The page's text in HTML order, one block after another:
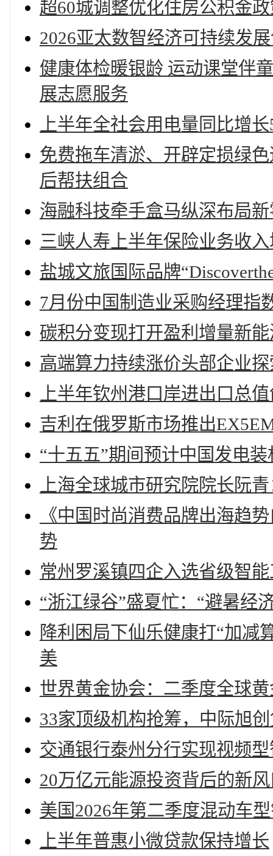
超60城调整优化住房公积金
2026亚太数智经济可持续发
健康体检暖银龄 运动课堂伴
展志愿服务
上半年全社会用电量同比增
免费拖车清淤、开辟定损绿
后帮扶组合
海融科技牵手盒马纵深布局
三峡人寿上半年保险业务收
盐城文旅国际品牌
7月份中国制造业采购经理指
碳积分变现打开盈利增量新
高端算力持续涨价头部企业探
上半年钦州港口岸进出口总
吉利在俄罗斯市场推出
“十五五”期间预计中国发电
上海全球城市研究院院长阮
《中国时尚消费品牌出海趋
势
常州罗溪镇四企入选省级智
“浙江绿谷”盛夏忙：“避暑经
降利困局下仙乐健康打“加减
美
世界黄金协会：二季度全球
33家顶级机构抢筹，中际旭
交通银行泰州分行实现视频
20万亿元能源投资背后的新
美国2026年第二季度混动车
上半年普惠小微贷款保持增长